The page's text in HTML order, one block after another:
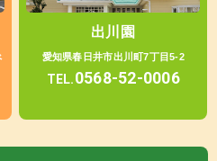
出川園
愛知県春日井市出川町7丁目5-2
TEL.0568-52-0006